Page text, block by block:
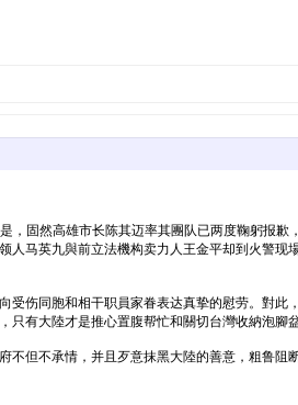
，固然高雄市长陈其迈率其團队已两度鞠躬报歉
人马英九與前立法機构卖力人王金平却到火警现
伤同胞和相干职員家眷表达真挚的慰劳。對此
有大陸才是推心置腹帮忙和關切台灣收納泡腳盆
但不承情，并且歹意抹黑大陸的善意，粗鲁阻